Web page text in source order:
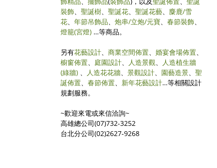
裝飾、聖誕樹、聖誕花、聖誕花藝、 麋鹿/雪
花、年節吊飾品、炮串/立炮/元寶、春節裝飾、
燈籠(宮燈) …等商品。
另有花藝設計、商業空間佈置、婚宴會場佈置、
櫥窗佈置、 庭園設計、 人造景觀、 人造植生牆
(綠牆) 、 人造花花牆、景觀設計、 園藝造景、聖
誕佈置、春節佈置、 新年花藝設計…等相關設計
規劃服務。
~歡迎來電或來信洽詢~
高雄總公司(07)732-3252
台北分公司(02)2627-9268